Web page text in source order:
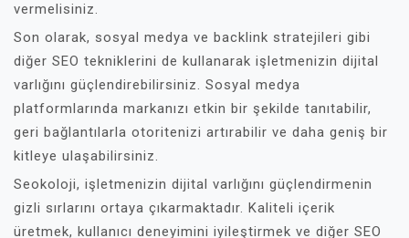
vermelisiniz.
Son olarak, sosyal medya ve backlink stratejileri gibi
diğer SEO tekniklerini de kullanarak işletmenizin dijital
varlığını güçlendirebilirsiniz. Sosyal medya
platformlarında markanızı etkin bir şekilde tanıtabilir,
geri bağlantılarla otoritenizi artırabilir ve daha geniş bir
kitleye ulaşabilirsiniz.
Seokoloji, işletmenizin dijital varlığını güçlendirmenin
gizli sırlarını ortaya çıkarmaktadır. Kaliteli içerik
üretmek, kullanıcı deneyimini iyileştirmek ve diğer SEO